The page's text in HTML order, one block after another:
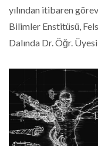
yılından itibaren
Bilimler Enstitüsü,
Dalında Dr. Öğr.